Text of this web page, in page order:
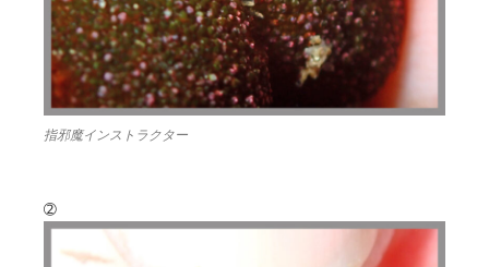
指邪魔インストラクター
➁